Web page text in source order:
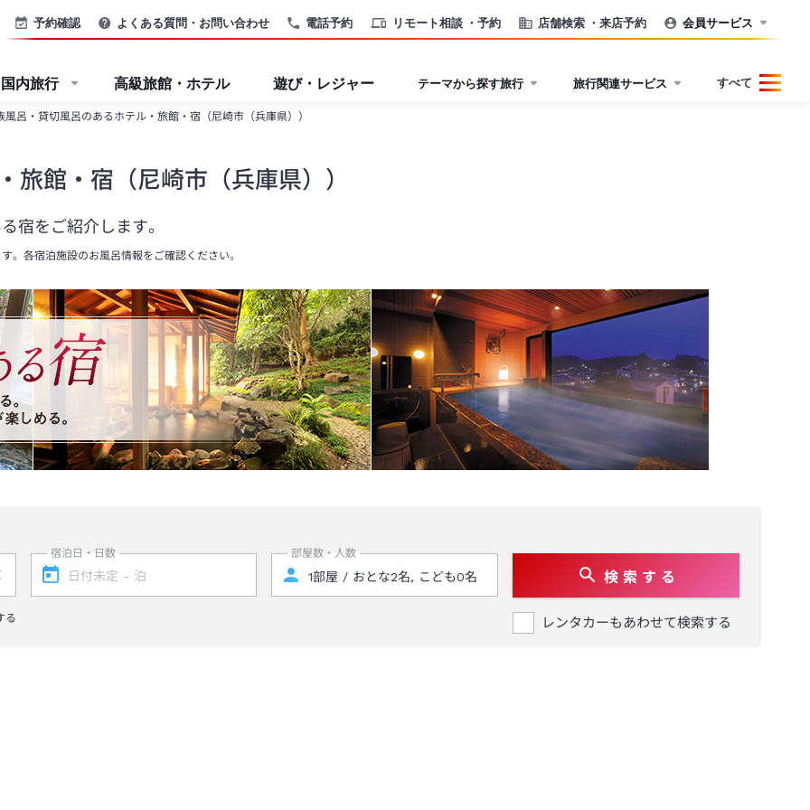
電話予約 リモート相談 ・予約 店舗検索 ・来店予約
予約確認 よくある質問・お問い合わせ 会員サービス
国内旅行 高級旅館・ホテル 遊び・レジャー テーマから探す旅行 旅行関連サービス すべて
風呂・貸切風呂のあるホテル・旅館・宿（尼崎市（兵庫県））
旅館・宿（尼崎市（兵庫県））
宿をご紹介します。
各宿泊施設のお風呂情報をご確認ください。
る
宿泊日・日数 部屋数・人数
検 索 す る
レンタカーもあわせて検索する